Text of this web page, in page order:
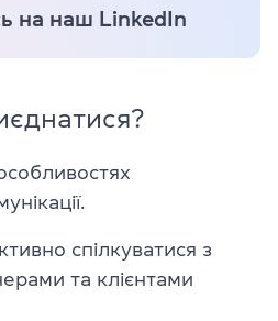
на наш LinkedIn
спілкуватися з
та клієнтами